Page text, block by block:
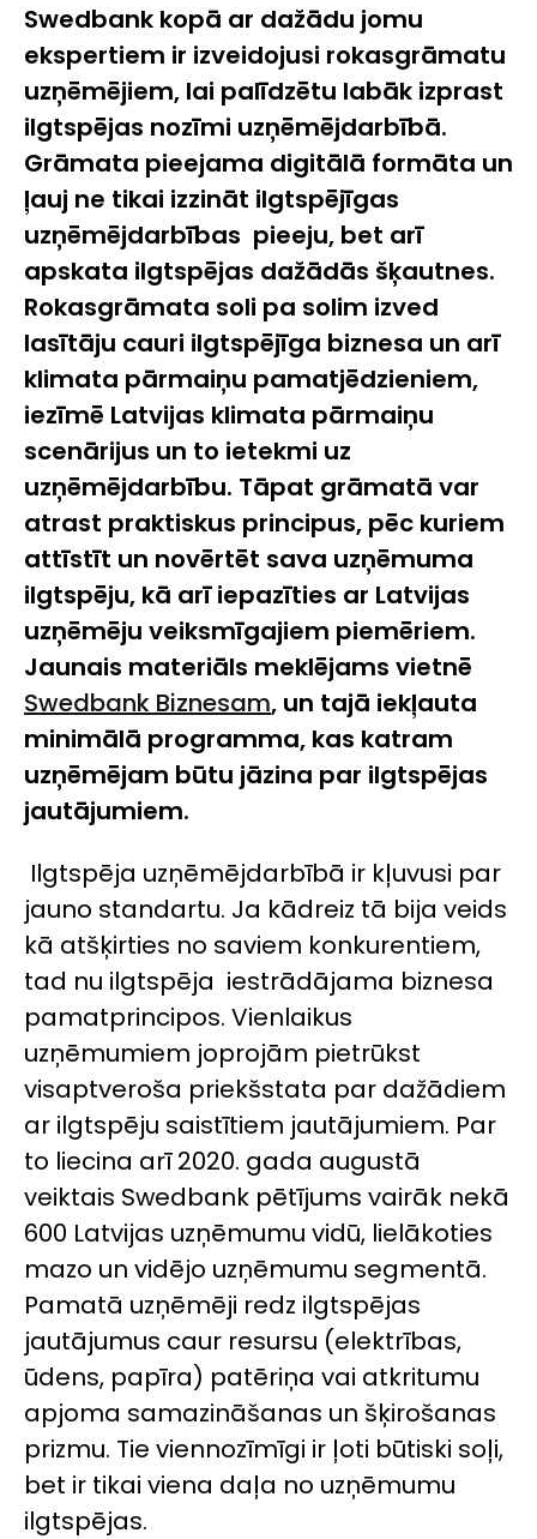
Swedbank kopā ar dažādu jomu
ekspertiem ir izveidojusi rokasgrāmatu
uzņēmējiem, lai palīdzētu labāk izprast
ilgtspējas nozīmi uzņēmējdarbībā.
Grāmata pieejama digitālā formāta un
ļauj ne tikai izzināt ilgtspējīgas
uzņēmējdarbības pieeju, bet arī
apskata ilgtspējas dažādās šķautnes.
Rokasgrāmata soli pa solim izved
lasītāju cauri ilgtspējīga biznesa un arī
klimata pārmaiņu pamatjēdzieniem,
iezīmē Latvijas klimata pārmaiņu
scenārijus un to ietekmi uz
uzņēmējdarbību. Tāpat grāmatā var
atrast praktiskus principus, pēc kuriem
attīstīt un novērtēt sava uzņēmuma
ilgtspēju, kā arī iepazīties ar Latvijas
uzņēmēju veiksmīgajiem piemēriem.
Jaunais materiāls meklējams vietnē
Swedbank Biznesam, un tajā iekļauta
minimālā programma, kas katram
uzņēmējam būtu jāzina par ilgtspējas
jautājumiem.
Ilgtspēja uzņēmējdarbībā ir kļuvusi par
jauno standartu. Ja kādreiz tā bija veids
kā atšķirties no saviem konkurentiem,
tad nu ilgtspēja iestrādājama biznesa
pamatprincipos. Vienlaikus
uzņēmumiem joprojām pietrūkst
visaptveroša priekšstata par dažādiem
ar ilgtspēju saistītiem jautājumiem. Par
to liecina arī 2020. gada augustā
veiktais Swedbank pētījums vairāk nekā
600 Latvijas uzņēmumu vidū, lielākoties
mazo un vidējo uzņēmumu segmentā.
Pamatā uzņēmēji redz ilgtspējas
jautājumus caur resursu (elektrības,
ūdens, papīra) patēriņa vai atkritumu
apjoma samazināšanas un šķirošanas
prizmu. Tie viennozīmīgi ir ļoti būtiski soļi,
bet ir tikai viena daļa no uzņēmumu
ilgtspējas.